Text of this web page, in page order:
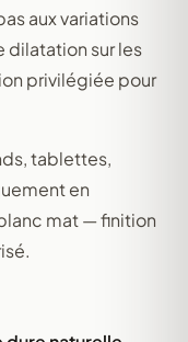
aux variations
dilatation sur les
privilégiée pour
tablettes,
en
mat — finition